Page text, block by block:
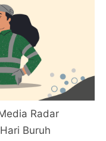
Radar
Buruh